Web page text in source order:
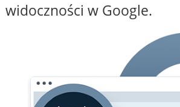
widoczności w Google.